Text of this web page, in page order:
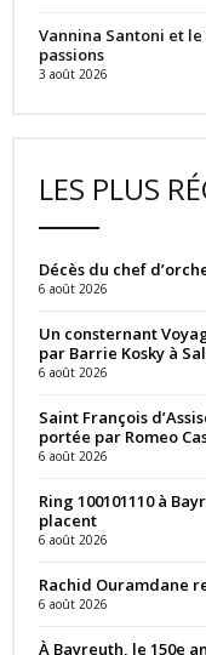
Vannina Santoni et
passions
3 août 2026
LES PLUS
Décès du chef
6 août 2026
Un consternant
par Barrie Kosky à
6 août 2026
Saint François
portée par Romeo
6 août 2026
Ring 100101110 à
placent
6 août 2026
Rachid Ouramdane
6 août 2026
À Bayreuth, le 150e